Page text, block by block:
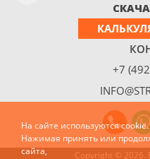
+7
Copyright ©
На сайте используются cookie.
Нажимая принять или
сайта,